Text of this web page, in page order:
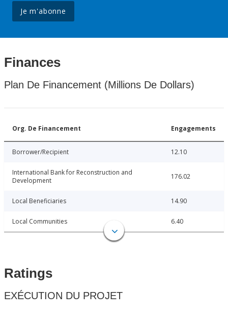
Je m'abonne
Finances
Plan De Financement (Millions De Dollars)
Org. De Financement Engagements
Borrower/Recipient 12.10
International Bank for Reconstruction and
Development
176.02
Local Beneficiaries 14.90
Local Communities 6.40
Ratings
EXÉCUTION DU PROJET